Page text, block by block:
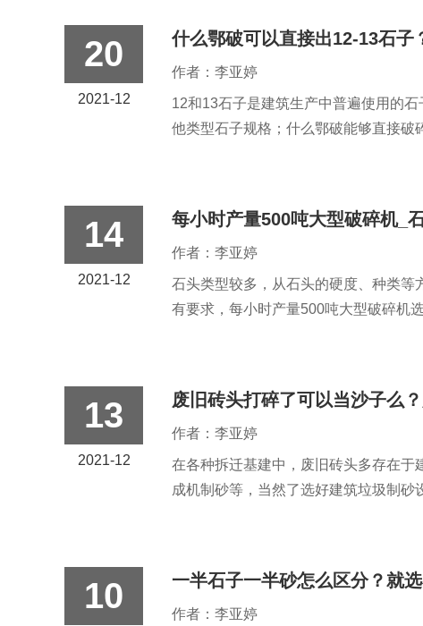
20
2021-12
什么鄂破可以直接出12-13石子
作者：李亚婷
12和13石子是建筑生产中普遍使用的
他类型石子规格；什么鄂破能够直接破
14
2021-12
每小时产量500吨大型破碎机_
作者：李亚婷
石头类型较多，从石头的硬度、种类等
有要求，每小时产量500吨大型破碎机
13
2021-12
废旧砖头打碎了可以当沙子么
作者：李亚婷
在各种拆迁基建中，废旧砖头多存在于
成机制砂等，当然了选好建筑垃圾制砂
10 一半石子一半砂怎么区分？就
作者：李亚婷